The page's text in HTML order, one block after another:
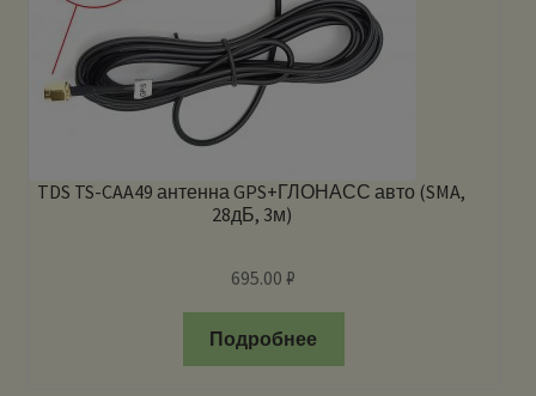
TDS TS-CAA49 антенна GPS+ГЛОНАСС авто (SMA,
28дБ, 3м)
695.00₽
Подробнее